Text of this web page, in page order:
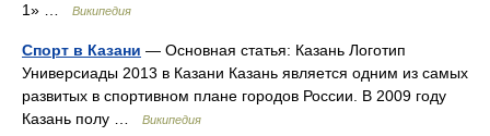
1» …
Википедия
Спорт в Казани — Основная статья: Казань Логотип
Универсиады 2013 в Казани Казань является одним из самых
развитых в спортивном плане городов России. В 2009 году
Казань полу …
Википедия